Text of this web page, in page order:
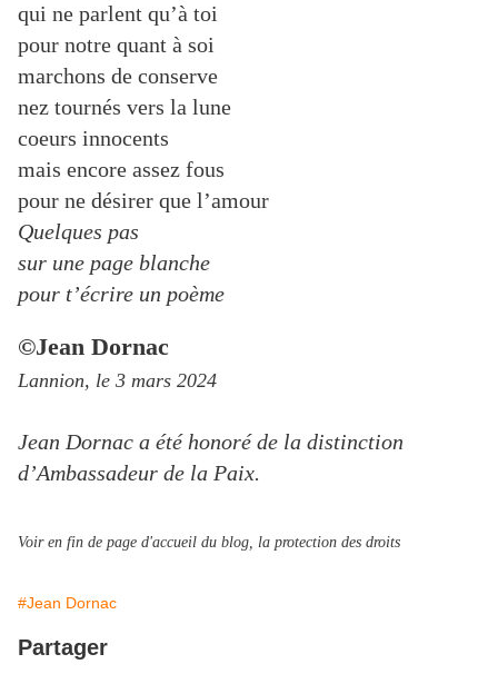
qui ne parlent qu’à toi
pour notre quant à soi
marchons de conserve
nez tournés vers la lune
coeurs innocents
mais encore assez fous
pour ne désirer que l’amour
Quelques pas
sur une page blanche
pour t’écrire un poème
©Jean Dornac
Lannion, le 3 mars 2024
Jean Dornac a été honoré de la distinction
d’Ambassadeur de la Paix.
Voir en fin de page d'accueil du blog, la protection des droits
#Jean Dornac
Partager